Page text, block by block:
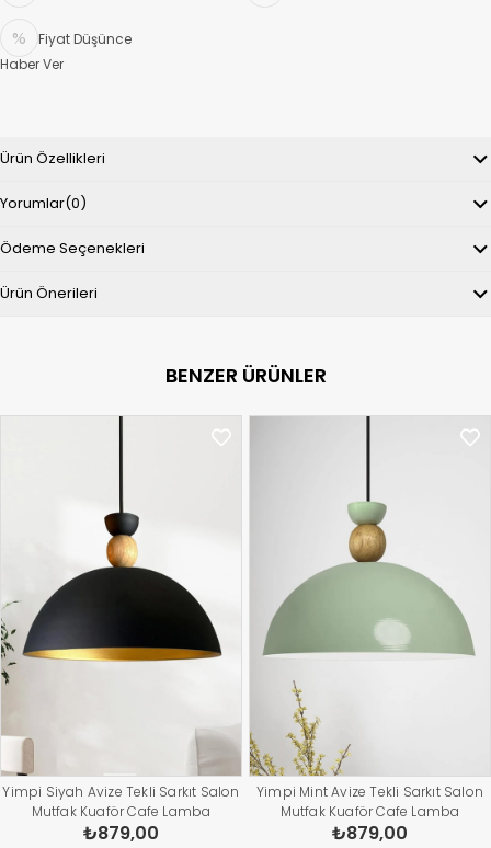
Fiyat Düşünce
Haber Ver
Ürün Özellikleri
Yorumlar(0)
Ödeme Seçenekleri
Ürün Önerileri
BENZER ÜRÜNLER
Yimpi Siyah Avize Tekli Sarkıt Salon
Mutfak Kuaför Cafe Lamba
Dekoratif Aydınlatma Pastane
₺879,00
Yimpi Mint Avize Tekli Sarkıt Salon
Mutfak Kuaför Cafe Lamba
Dekoratif Aydınlatma Pastane
₺879,00